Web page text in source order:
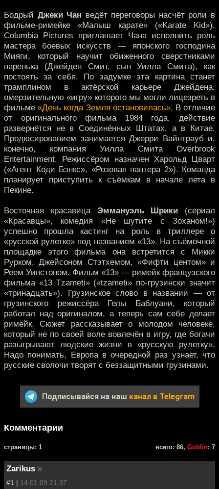
Бодрый Джеки Чан ведёт переговоры насчёт роли в
фильме-римейке «Малыш карате» («Karate Kid»).
Columbia Pictures приглашает Чана исполнить роль
мастера боевых искусств — японского господина
Мияги, который научит обиженного сверстниками
паренька (Джейден Смит, сын Уилла Смита), как
постоять за себя. По задумке эта картина станет
трамплином в актёрской карьере Джейдена,
омерзительную «игру» которого мы могли лицезреть в
фильме«День когда Земля остановилась». В отличие
от оригинального фильма 1984 года, действие
развернётся не в Соединённых Штатах, а в Китае.
Продюсированием занимается Джерри Вайнтрауб и,
конечно, компания Уилла Смита Overbrook
Entertainment. Режиссёром назначен Харольд Цварт
(«Агент Коди Бэнкс», «Розовая пантера 2»). Команда
планирует приступить к съёмкам в начале лета в
Пекине.
Восточная красавица Эммануэль Шрики (сериал
«Красавцы», комедия «Не шутите с Зоханом!»)
успешно прошла кастинг на роль в триллере о
«русской рулетке» под названием «13». На съёмочной
площадке этого фильма она встретится с Микки
Рурком, Джейсоном Стэтхемом, «Фифти центом» и
Реем Уинстоном. Фильм «13» — римейк французского
фильма «13 Tzameti» («tzameti» по-грузински значит
«тринадцать»). Грузинское слово в названии — от
грузинского режиссёра Гелы Баблуани, который
работал над оригиналом, а теперь сам себе делает
римейк. Сюжет рассказывает о молодом человеке,
который не по своей воле вовлечён в игру, где богачи
разыгрывают людские жизни в «русскую рулетку».
Надо понимать, Европа в очередной раз узнает, что
русские сволочи творят с беззащитными грузинами.
Подписывайся на наш канал в Telegram
Комментарии
cтраницы: 1 всего: 86, Goblin: 7
Zarikus »
#1 | 14.01.09 21:37